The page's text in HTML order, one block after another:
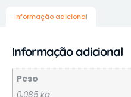
Informação adicional
Informação adicional
Peso